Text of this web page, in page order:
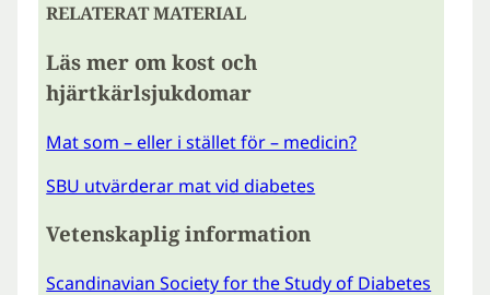
RELATERAT MATERIAL
Läs mer om kost och
hjärtkärlsjukdomar
Mat som – eller i stället för – medicin?
SBU utvärderar mat vid diabetes
Vetenskaplig information
Scandinavian Society for the Study of Diabetes